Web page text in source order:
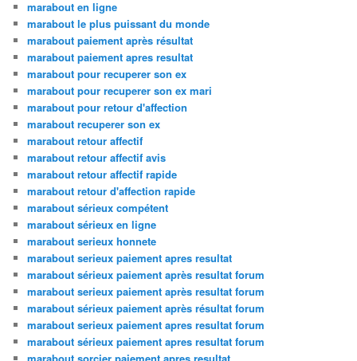
marabout en ligne
marabout le plus puissant du monde
marabout paiement après résultat
marabout paiement apres resultat
marabout pour recuperer son ex
marabout pour recuperer son ex mari
marabout pour retour d'affection
marabout recuperer son ex
marabout retour affectif
marabout retour affectif avis
marabout retour affectif rapide
marabout retour d'affection rapide
marabout sérieux compétent
marabout sérieux en ligne
marabout serieux honnete
marabout serieux paiement apres resultat
marabout sérieux paiement après resultat forum
marabout serieux paiement après resultat forum
marabout sérieux paiement après résultat forum
marabout serieux paiement apres resultat forum
marabout sérieux paiement apres resultat forum